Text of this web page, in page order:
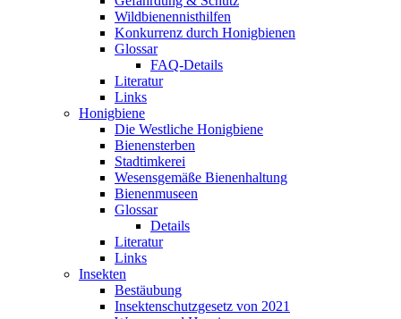
Wildbienennisthilfen
Konkurrenz durch Honigbienen
Glossar
FAQ-Details
Literatur
Links
Honigbiene
Die Westliche Honigbiene
Bienensterben
Stadtimkerei
Wesensgemäße Bienenhaltung
Bienenmuseen
Glossar
Details
Literatur
Links
Insekten
Bestäubung
Insektenschutzgesetz von 2021